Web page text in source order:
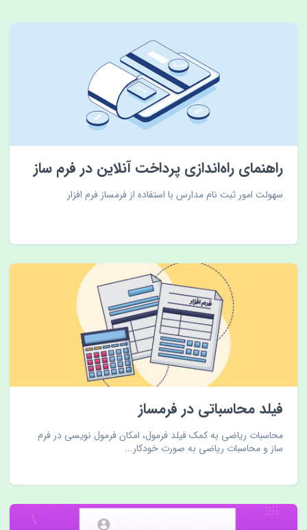
راهنمای راه‌اندازی پرداخت آنلاین در فرم ساز
سهولت امور ثبت نام مدارس با استفاده از فرمساز فرم افزار
فیلد محاسباتی در فرمساز
محاسبات ریاضی به کمک فیلد فرمول، امکان فرمول نویسی در فرم
ساز و محاسبات ریاضی به صورت خودکار...